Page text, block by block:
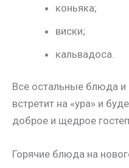
коньяка;
виски;
кальвадоса.
Все остальные блюда и
встретит на «ура» и
доброе и щедрое
Горячие блюда на